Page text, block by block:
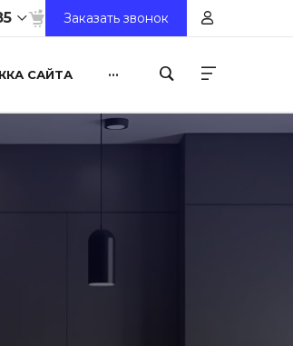
85
оф.
85
Заказать звонок
САЙТА ...